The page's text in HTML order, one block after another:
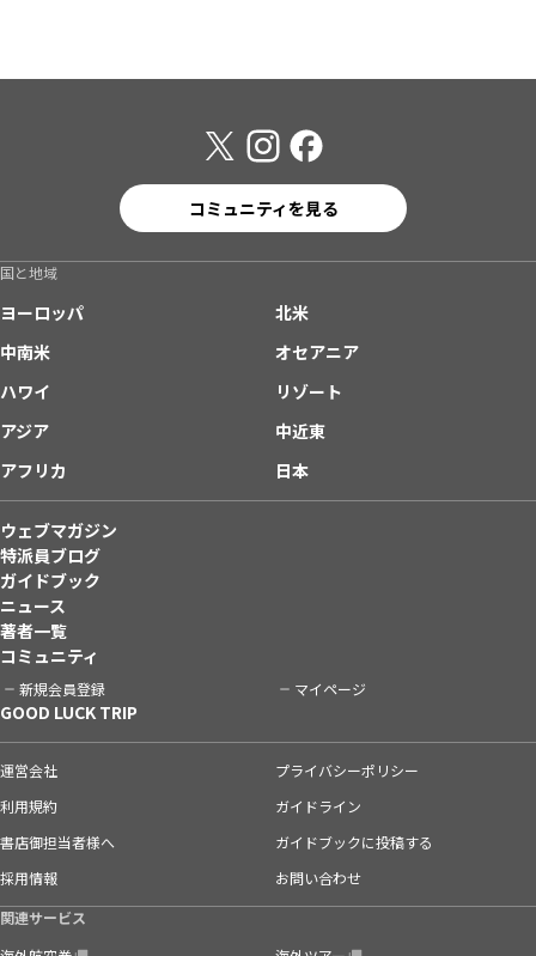
コミュニティを見る
国と地域
ヨーロッパ
北米
中南米
オセアニア
ハワイ
リゾート
アジア
中近東
アフリカ
日本
ウェブマガジン
特派員ブログ
ガイドブック
ニュース
著者一覧
コミュニティ
新規会員登録 マイページ
GOOD LUCK TRIP
運営会社
プライバシーポリシー
利用規約
ガイドライン
書店御担当者様へ
ガイドブックに投稿する
採用情報
お問い合わせ
関連サービス